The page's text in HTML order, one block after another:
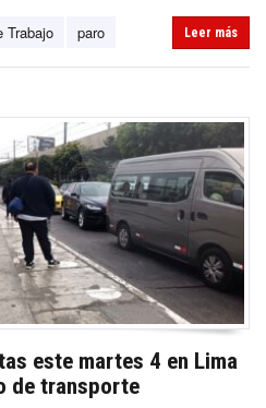
Trabajo paro Leer más
este martes 4 en Lima
de transporte